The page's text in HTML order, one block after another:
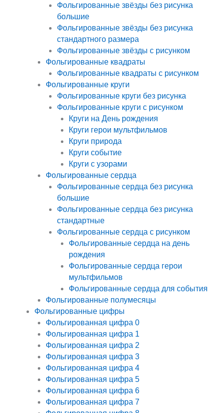
Фольгированные звёзды без рисунка
большие
Фольгированные звёзды без рисунка
стандартного размера
Фольгированные звёзды с рисунком
Фольгированные квадраты
Фольгированные квадраты с рисунком
Фольгированные круги
Фольгированные круги без рисунка
Фольгированные круги с рисунком
Круги на День рождения
Круги герои мультфильмов
Круги природа
Круги событие
Круги с узорами
Фольгированные сердца
Фольгированные сердца без рисунка
большие
Фольгированные сердца без рисунка
стандартные
Фольгированные сердца с рисунком
Фольгированные сердца на день
рождения
Фольгированные сердца герои
мультфильмов
Фольгированные сердца для события
Фольгированные полумесяцы
Фольгированные цифры
Фольгированная цифра 0
Фольгированная цифра 1
Фольгированная цифра 2
Фольгированная цифра 3
Фольгированная цифра 4
Фольгированная цифра 5
Фольгированная цифра 6
Фольгированная цифра 7